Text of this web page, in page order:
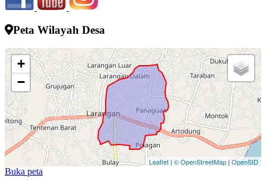
Peta Wilayah Desa
+
−
Leaflet | © OpenStreetMap | OpenSID
Buka peta